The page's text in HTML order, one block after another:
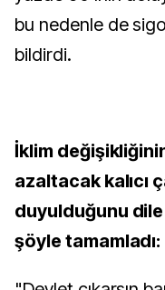
bu nedenle de
bildirdi.
İklim
azaltacak kalıcı
duyulduğunu
şöyle tamamladı: